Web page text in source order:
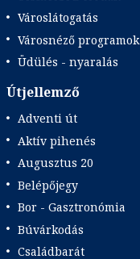
Városlátogatás
Városnéző programok
Üdülés - nyaralás
Útjellemző
Adventi út
Aktív pihenés
Augusztus 20
Belépőjegy
Bor - Gasztronómia
Búvárkodás
Családbarát